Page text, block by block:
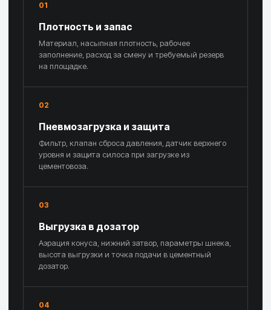
01
Плотность и запас
Материал, насыпная плотность, рабочее
заполнение, расход за смену и требуемый резерв
на площадке.
02
Пневмозагрузка и защита
Фильтр, клапан сброса давления, датчик верхнего
уровня и защита силоса при загрузке из
цементовоза.
03
Выгрузка в дозатор
Аэрация конуса, нижний затвор, параметры шнека,
высота выгрузки и точка подачи в цементный
дозатор.
04